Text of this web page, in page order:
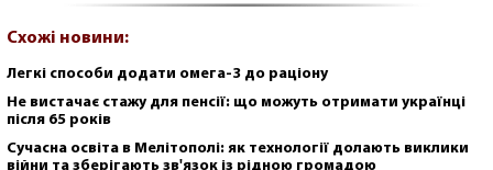
Схожі новини:
Легкі способи додати омега-3 до раціону
Не вистачає стажу для пенсії: що можуть отримати українці
після 65 років
Сучасна освіта в Мелітополі: як технології долають виклики
війни та зберігають зв'язок із рідною громадою